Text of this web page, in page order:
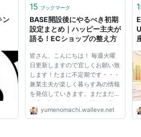
ン
15 ブックマーク
BASE開設後にやるべき初期
設定まとめ｜ハッピー主夫が
語る！ECショップの整え方
皆さん、こんにちは！ 毎週火曜
日更新しますので宜しくお願い致
します！たまに不定期です・・・
兼業主夫が楽しく暮らす為の情報
を発信していきます。まだまだ不
確定な部分は多いが、計画を立て
てPDCAを回していきます！ この
yumenomachi.walleve.net